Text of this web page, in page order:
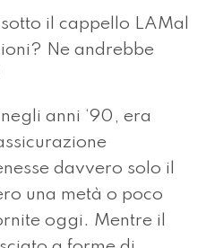
il cappello LAMal
Ne andrebbe
anni ‘90, era
davvero solo il
una metà o poco
oggi. Mentre il